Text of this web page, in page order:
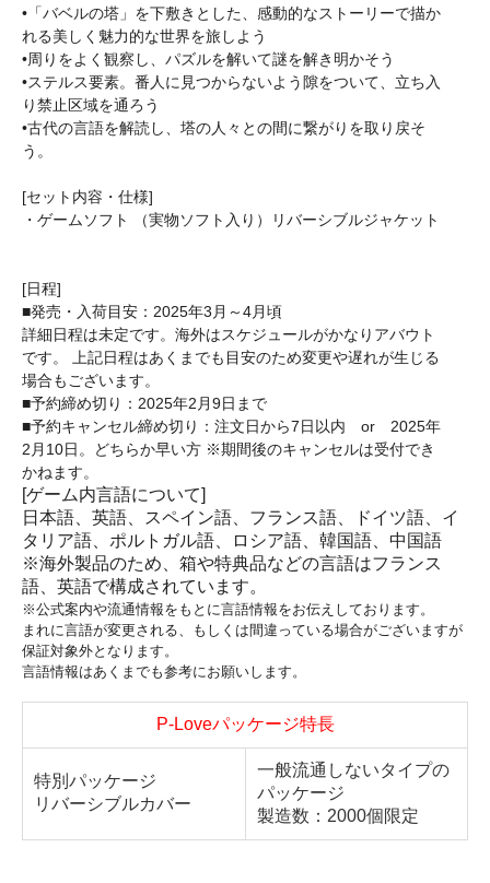
•「バベルの塔」を下敷きとした、感動的なストーリーで描か
れる美しく魅力的な世界を旅しよう
•周りをよく観察し、パズルを解いて謎を解き明かそう
•ステルス要素。番人に見つからないよう隙をついて、立ち入
り禁止区域を通ろう
•古代の言語を解読し、塔の人々との間に繋がりを取り戻そ
う。
[セット内容・仕様]
・ゲームソフト （実物ソフト入り）リバーシブルジャケット
[日程]
■発売・入荷目安：2025年3月～4月頃
詳細日程は未定です。海外はスケジュールがかなりアバウト
です。 上記日程はあくまでも目安のため変更や遅れが生じる
場合もございます。
■予約締め切り：2025年2月9日まで
■予約キャンセル締め切り：注文日から7日以内 or 2025年
2月10日。どちらか早い方 ※期間後のキャンセルは受付でき
かねます。
[ゲーム内言語について]
日本語、英語、スペイン語、フランス語、ドイツ語、イ
タリア語、ポルトガル語、ロシア語、韓国語、中国語
※海外製品のため、箱や特典品などの言語はフランス
語、英語で構成されています。
※公式案内や流通情報をもとに言語情報をお伝えしております。
まれに言語が変更される、もしくは間違っている場合がございますが
保証対象外となります。
言語情報はあくまでも参考にお願いします。
P-Loveパッケージ特長
特別パッケージ
リバーシブルカバー
一般流通しないタイプの
パッケージ
製造数：2000個限定